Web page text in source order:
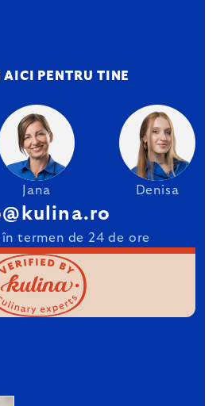
AICI PENTRU TINE
Jana Denisa
în termen de 24 de ore